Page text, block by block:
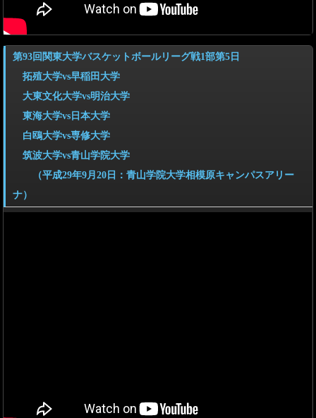
第93回関東大学バスケットボールリーグ戦1部第5日
拓殖大学vs早稲田大学
大東文化大学vs明治大学
東海大学vs日本大学
白鴎大学vs専修大学
筑波大学vs青山学院大学
（平成29年9月20日：青山学院大学相模原キャンパスアリー
ナ）